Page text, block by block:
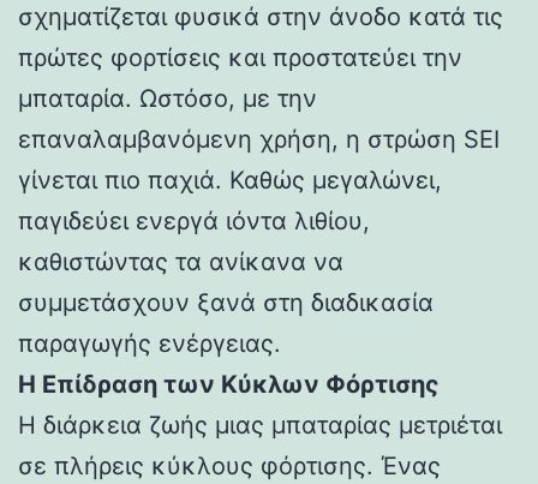
σχηματίζεται φυσικά στην άνοδο κατά τις
πρώτες φορτίσεις και προστατεύει την
μπαταρία. Ωστόσο, με την
επαναλαμβανόμενη χρήση, η στρώση SEI
γίνεται πιο παχιά. Καθώς μεγαλώνει,
παγιδεύει ενεργά ιόντα λιθίου,
καθιστώντας τα ανίκανα να
συμμετάσχουν ξανά στη διαδικασία
παραγωγής ενέργειας.
Η Επίδραση των Κύκλων Φόρτισης
Η διάρκεια ζωής μιας μπαταρίας μετριέται
σε πλήρεις κύκλους φόρτισης. Ένας